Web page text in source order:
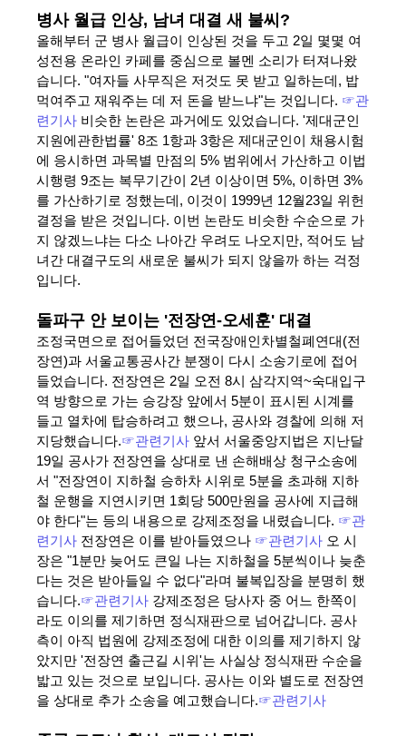
병사 월급 인상, 남녀 대결 새 불씨?
올해부터 군 병사 월급이 인상된 것을 두고 2일 몇몇 여
성전용 온라인 카페를 중심으로 볼멘 소리가 터져나왔
습니다. "여자들 사무직은 저것도 못 받고 일하는데, 밥
먹여주고 재워주는 데 저 돈을 받느냐"는 것입니다. ☞관
련기사 비슷한 논란은 과거에도 있었습니다. '제대군인
지원에관한법률' 8조 1항과 3항은 제대군인이 채용시험
에 응시하면 과목별 만점의 5% 범위에서 가산하고 이법
시행령 9조는 복무기간이 2년 이상이면 5%, 이하면 3%
를 가산하기로 정했는데, 이것이 1999년 12월23일 위헌
결정을 받은 것입니다. 이번 논란도 비슷한 수순으로 가
지 않겠느냐는 다소 나아간 우려도 나오지만, 적어도 남
녀간 대결구도의 새로운 불씨가 되지 않을까 하는 걱정
입니다.
돌파구 안 보이는 '전장연-오세훈' 대결
조정국면으로 접어들었던 전국장애인차별철폐연대(전
장연)과 서울교통공사간 분쟁이 다시 소송기로에 접어
들었습니다. 전장연은 2일 오전 8시 삼각지역~숙대입구
역 방향으로 가는 승강장 앞에서 5분이 표시된 시계를
들고 열차에 탑승하려고 했으나, 공사와 경찰에 의해 저
지당했습니다.☞관련기사 앞서 서울중앙지법은 지난달
19일 공사가 전장연을 상대로 낸 손해배상 청구소송에
서 "전장연이 지하철 승하차 시위로 5분을 초과해 지하
철 운행을 지연시키면 1회당 500만원을 공사에 지급해
야 한다"는 등의 내용으로 강제조정을 내렸습니다. ☞관
련기사 전장연은 이를 받아들였으나 ☞관련기사 오 시
장은 "1분만 늦어도 큰일 나는 지하철을 5분씩이나 늦춘
다는 것은 받아들일 수 없다"라며 불복입장을 분명히 했
습니다.☞관련기사 강제조정은 당사자 중 어느 한쪽이
라도 이의를 제기하면 정식재판으로 넘어갑니다. 공사
측이 아직 법원에 강제조정에 대한 이의를 제기하지 않
았지만 '전장연 출근길 시위'는 사실상 정식재판 수순을
밟고 있는 것으로 보입니다. 공사는 이와 별도로 전장연
을 상대로 추가 소송을 예고했습니다.☞관련기사